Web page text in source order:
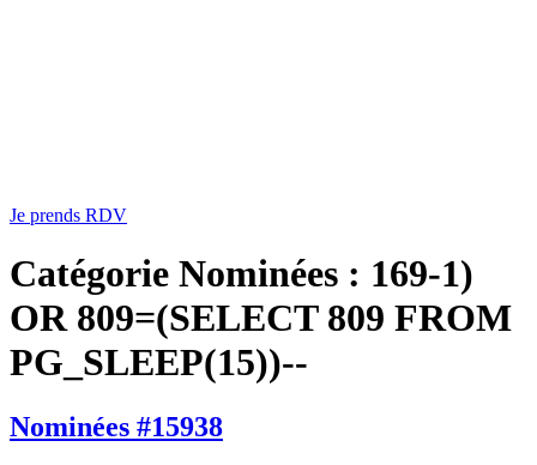
Je prends RDV
Catégorie Nominées : 169-1)
OR 809=(SELECT 809 FROM
PG_SLEEP(15))--
Nominées #15938